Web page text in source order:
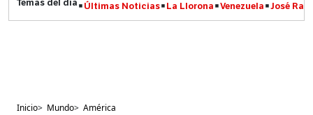
Últimas Noticias La Llorona Venezuela José
Inicio> Mundo> América